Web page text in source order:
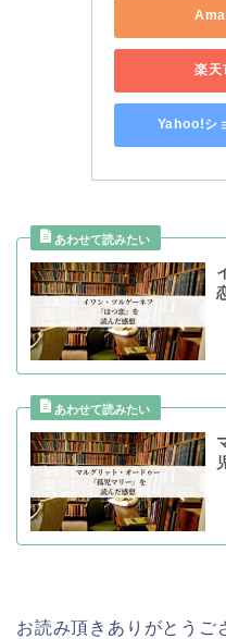
楽天
Yahoo!シ
お読み頂きありがとうご